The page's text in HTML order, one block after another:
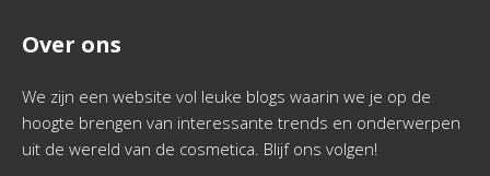
Over ons
We zijn een website vol leuke blogs waarin we je op de
hoogte brengen van interessante trends en onderwerpen
uit de wereld van de cosmetica. Blijf ons volgen!